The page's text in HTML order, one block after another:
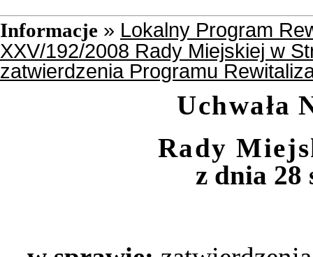
Informacje » Lokalny Program
XXV/192/2008 Rady Miejskiej w
zatwierdzenia Programu
Uchwała
Rady
z dnia 28